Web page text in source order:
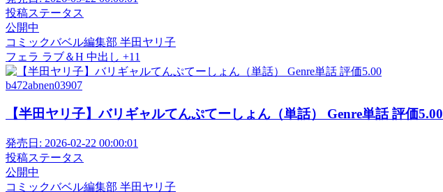
投稿ステータス
公開中
コミックバベル編集部 半田ヤリ子
フェラ ラブ＆H 中出し +11
b472abnen03907
【半田ヤリ子】バリギャルてんぷてーしょん（単話） Genre単話 評価5.00
発売日: 2026-02-22 00:00:01
投稿ステータス
公開中
コミックバベル編集部 半田ヤリ子